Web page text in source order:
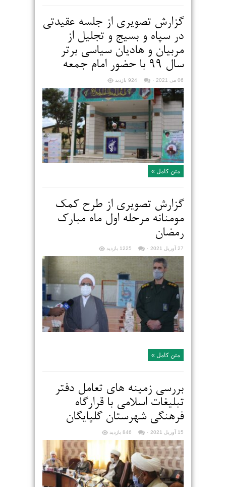
گزارش تصویری از جلسه عقیدتی
در سپاه و بسیج و تجلیل از
مربیان و هادیان سیاسی برتر
سال ۹۹ با حضور امام جمعه
06 می 2021 ۰ 924 بازدید
متن کامل »
گزارش تصویری از طرح کمک
مومنانه مرحله اول ماه مبارک
رمضان
27 آوریل 2021 ۰ 1225 بازدید
متن کامل »
بررسی زمینه های تعامل دفتر
تبلیغات اسلامی با قرارگاه
فرهنگی شهرستان گلپایگان
15 آوریل 2021 ۰ 846 بازدید